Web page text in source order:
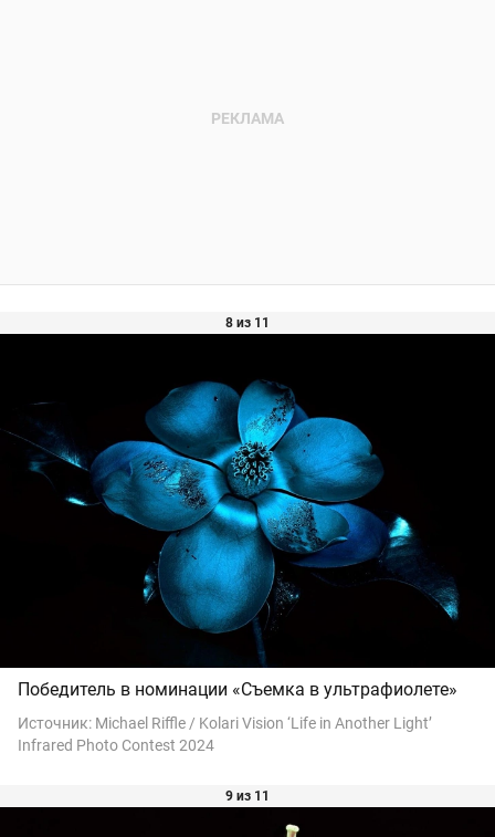
8 из 11
Победитель в номинации «Съемка в ультрафиолете»
Источник: Michael Riffle / Kolari Vision ‘Life in Another Light’
Infrared Photo Contest 2024
9 из 11